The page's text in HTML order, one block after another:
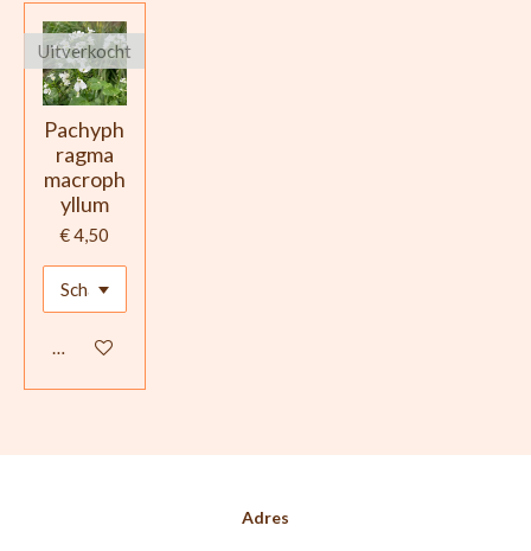
Uitverkocht
Pachyph
ragma
macroph
yllum
€ 4,50
Houd mij op de hoogte
Adres